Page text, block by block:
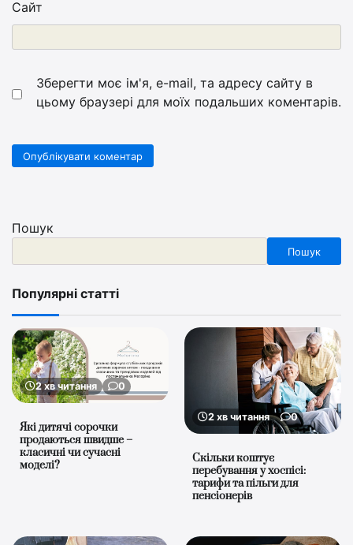
Сайт
Зберегти моє ім'я, e-mail, та адресу сайту в
цьому браузері для моїх подальших коментарів.
Пошук
Пошук
Популярні статті
2 хв читання 0
Які дитячі сорочки
продаються швидше –
класичні чи сучасні
моделі?
2 хв читання 0
Скільки коштує
перебування у хоспісі:
тарифи та пільги для
пенсіонерів